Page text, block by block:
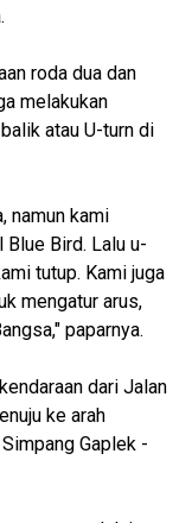
roda dua dan
melakukan
atau U-turn di
namun kami
Blue Bird. Lalu u-
tutup. Kami juga
mengatur arus,
paparnya.
dari Jalan
ke arah
Gaplek -